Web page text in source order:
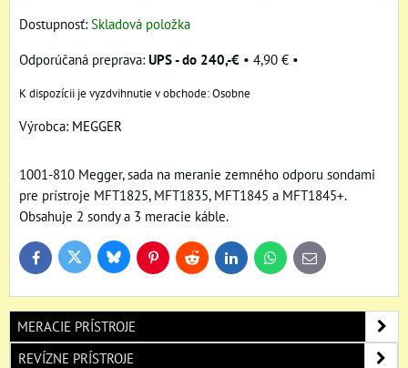
Dostupnosť: Skladová položka
UPS - do 240,-€ • 4,90 € •
Osobne
Výrobca: MEGGER
1001-810 Megger, sada na meranie zemného odporu sondami
pre prístroje MFT1825, MFT1835, MFT1845 a MFT1845+.
Obsahuje 2 sondy a 3 meracie káble.
FacebookTwitter BlueskyPinterestReddit LinkedInWhatsApp
E-
mail
MERACIE PRÍSTROJE
REVÍZNE PRÍSTROJE